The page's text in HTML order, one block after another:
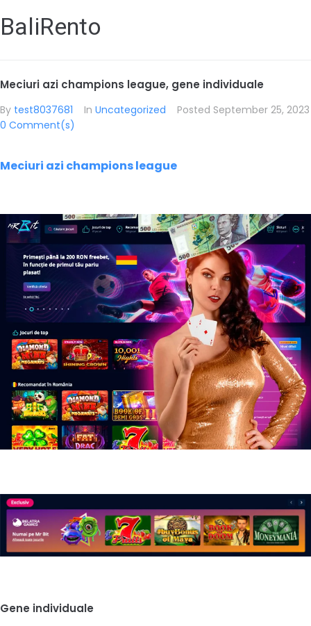
BaliRento
Meciuri azi champions league, gene individuale
By test8037681 In Uncategorized Posted September 25, 2023
0 Comment(s)
Meciuri azi champions league
Gene individuale